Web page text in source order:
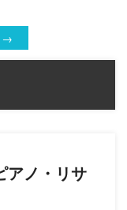
→
ノ・リサ